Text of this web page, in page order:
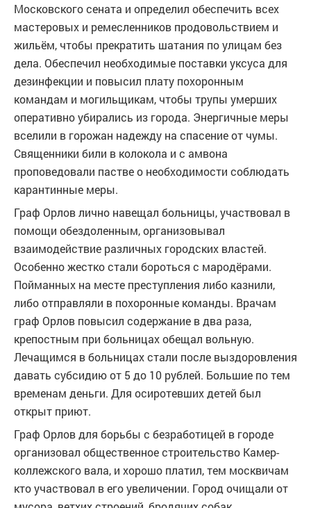
Московского сената и определил обеспечить всех
мастеровых и ремесленников продовольствием и
жильём, чтобы прекратить шатания по улицам без
дела. Обеспечил необходимые поставки уксуса для
дезинфекции и повысил плату похоронным
командам и могильщикам, чтобы трупы умерших
оперативно убирались из города. Энергичные меры
вселили в горожан надежду на спасение от чумы.
Священники били в колокола и с амвона
проповедовали пастве о необходимости соблюдать
карантинные меры.
Граф Орлов лично навещал больницы, участвовал в
помощи обездоленным, организовывал
взаимодействие различных городских властей.
Особенно жестко стали бороться с мародёрами.
Пойманных на месте преступления либо казнили,
либо отправляли в похоронные команды. Врачам
граф Орлов повысил содержание в два раза,
крепостным при больницах обещал вольную.
Лечащимся в больницах стали после выздоровления
давать субсидию от 5 до 10 рублей. Большие по тем
временам деньги. Для осиротевших детей был
открыт приют.
Граф Орлов для борьбы с безработицей в городе
организовал общественное строительство Камер-
коллежского вала, и хорошо платил, тем москвичам
кто участвовал в его увеличении. Город очищали от